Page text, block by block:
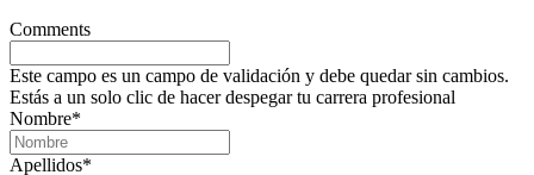
Comments
Este campo es un campo de validación y debe quedar sin cambios.
Estás a un solo clic de hacer despegar tu carrera profesional
Nombre*
Apellidos*